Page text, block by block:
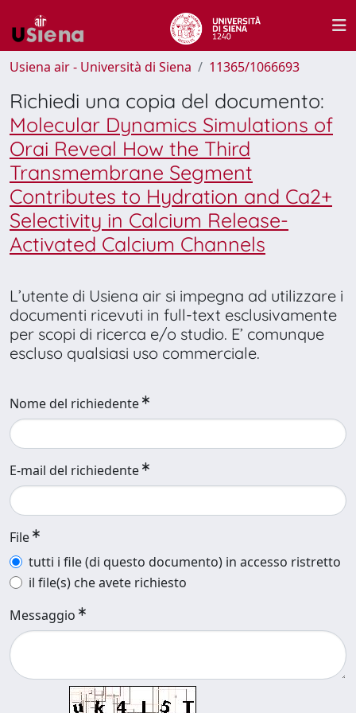
Usiena air - Università di Siena 11365/1066693
Richiedi una copia del documento:
Molecular Dynamics Simulations of
Orai Reveal How the Third
Transmembrane Segment
Contributes to Hydration and Ca2+
Selectivity in Calcium Release-
Activated Calcium Channels
L’utente di Usiena air si impegna ad utilizzare i
documenti ricevuti in full-text esclusivamente
per scopi di ricerca e/o studio. E’ comunque
escluso qualsiasi uso commerciale.
Nome del richiedente
E-mail del richiedente
File
tutti i file (di questo documento) in accesso ristretto
il file(s) che avete richiesto
Messaggio